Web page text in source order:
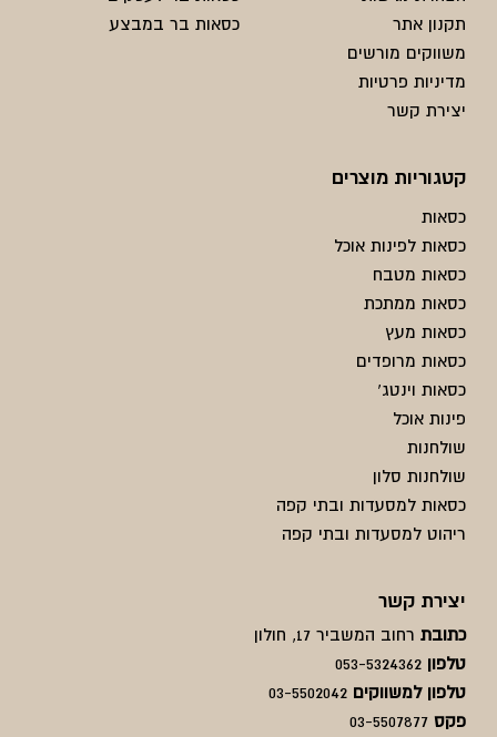
תקנון אתר
משווקים מורשים
מדיניות פרטיות
יצירת קשר
כסאות בר במבצע
קטגוריות מוצרים
כסאות
כסאות לפינות אוכל
כסאות מטבח
כסאות ממתכת
כסאות מעץ
כסאות מרופדים
כסאות וינטג'
פינות אוכל
שולחנות
שולחנות סלון
כסאות למסעדות ובתי קפה
ריהוט למסעדות ובתי קפה
יצירת קשר
כתובת רחוב המשביר 17, חולון
טלפון 053-5324362
טלפון למשווקים 03-5502042
פקס 03-5507877